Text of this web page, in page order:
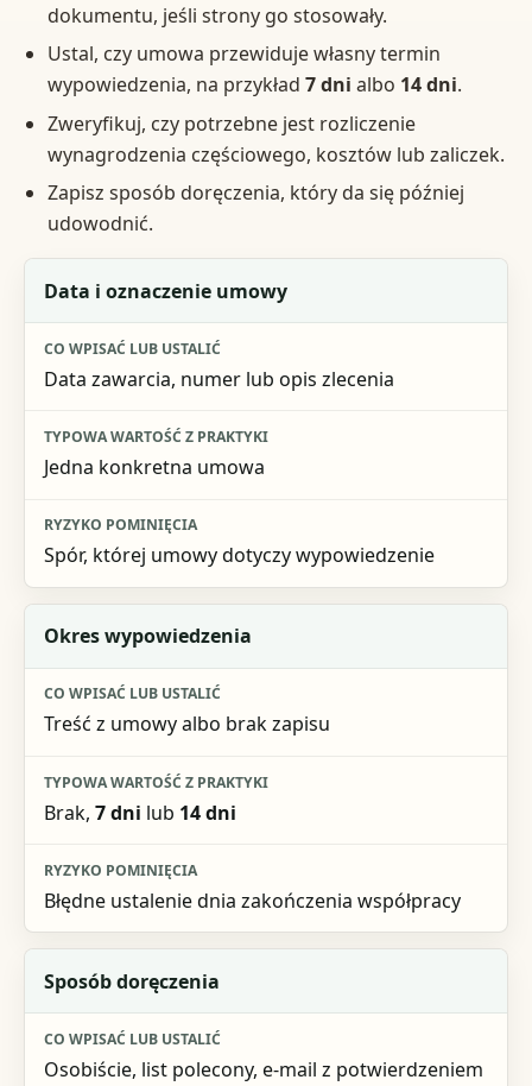
dokumentu, jeśli strony go stosowały.
Ustal, czy umowa przewiduje własny termin
wypowiedzenia, na przykład 7 dni albo 14 dni.
Zweryfikuj, czy potrzebne jest rozliczenie
wynagrodzenia częściowego, kosztów lub zaliczek.
Zapisz sposób doręczenia, który da się później
udowodnić.
Element do sprawdzenia
Co wpisać lub ustalić
Data i oznaczenie umowy
Data zawarcia, numer lub opis zlecenia
Jedna konkretna umowa
Spór, której umowy dotyczy wypowiedzenie
Okres wypowiedzenia
Treść z umowy albo brak zapisu
Brak, 7 dni lub 14 dni
Błędne ustalenie dnia zakończenia współpracy
Sposób doręczenia
Osobiście, list polecony, e-mail z potwierdzeniem